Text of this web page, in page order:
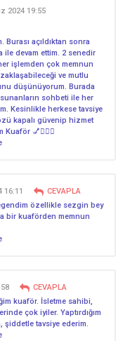
2024 19:55
Burası açıldıktan sonra
devam ettim. 2 senedir
işlemden çok memnun
ve mutlu
düşünüyorum. Burada
sohbeti ile her
Kesinlikle herkese tavsiye
kapalı güvenip hizmet
💅💇🏻‍♀️
16:11
CEVAPLA
özellikle sezgin bey
bir kuaförden memnun
CEVAPLA
kuaför. İsletme sahibi,
çok iyiler. Yaptırdığım
şiddetle tavsiye ederim.